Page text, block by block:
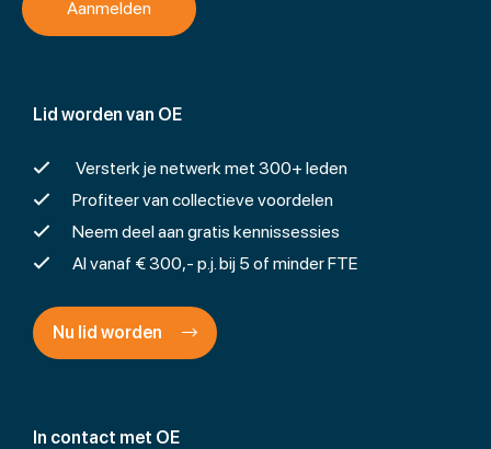
In contact met OE
Lid worden van OE
Versterk je netwerk met 300+ leden
Profiteer van collectieve voordelen
Neem deel aan gratis kennissessies
Al vanaf € 300,- p.j. bij 5 of minder FTE
Nu lid worden